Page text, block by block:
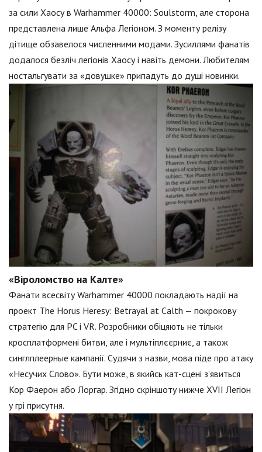
за сили Хаосу в Warhammer 40000: Soulstorm, але сторона
представлена лише Альфа Легіоном. З моменту релізу
дітище обзавелося численними модами. Зусиллями фанатів
додалося безліч легіонів Хаосу і навіть демони. Любителям
ностальгувати за «довушке» припадуть до душі новинки.
«Віроломство на Калте»
Фанати всесвіту Warhammer 40000 покладають надії на
проект The Horus Heresy: Betrayal at Calth — покрокову
стратегію для PC і VR. Розробники обіцяють не тільки
кросплатформені битви, але і мультіплєєрниє, а також
синглплеерные кампанії. Судячи з назви, мова піде про атаку
«Несучих Слово». Бути може, в якийсь кат-сцені з'явиться
Кор Фаерон або Лоргар. Згідно скріншоту нижче XVII Легіон
у грі присутня.